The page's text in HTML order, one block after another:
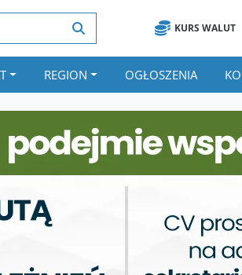
KURS WALUT
REGION OGŁOSZENIA